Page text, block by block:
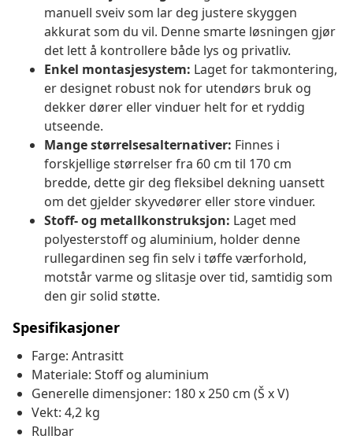
manuell sveiv som lar deg justere skyggen
akkurat som du vil. Denne smarte løsningen gjør
det lett å kontrollere både lys og privatliv.
Enkel montasjesystem: Laget for takmontering,
er designet robust nok for utendørs bruk og
dekker dører eller vinduer helt for et ryddig
utseende.
Mange størrelsesalternativer: Finnes i
forskjellige størrelser fra 60 cm til 170 cm
bredde, dette gir deg fleksibel dekning uansett
om det gjelder skyvedører eller store vinduer.
Stoff- og metallkonstruksjon: Laget med
polyesterstoff og aluminium, holder denne
rullegardinen seg fin selv i tøffe værforhold,
motstår varme og slitasje over tid, samtidig som
den gir solid støtte.
Spesifikasjoner
Farge: Antrasitt
Materiale: Stoff og aluminium
Generelle dimensjoner: 180 x 250 cm (Š x V)
Vekt: 4,2 kg
Rullbar